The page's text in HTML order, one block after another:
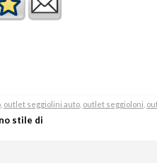
, outlet seggiolini auto, outlet seggioloni
stile di